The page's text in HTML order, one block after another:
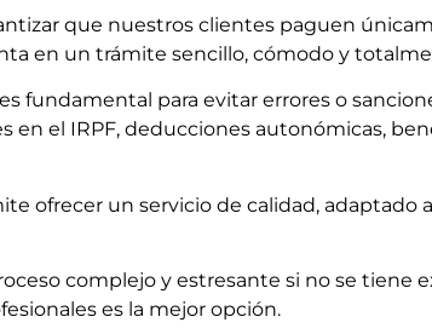
que nuestros clientes paguen
en un trámite sencillo, cómodo y
fundamental para evitar errores o
en el IRPF, deducciones autonómicas,
ofrecer un servicio de calidad, adaptado
complejo y estresante si no se
es la mejor opción.